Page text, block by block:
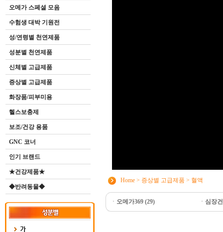
오메가 스페셜 모음
수험생 대박 기원전
성/연령별 천연제품
성분별 천연제품
신체별 고급제품
증상별 고급제품
화장품/피부미용
헬스보충제
보조/건강 용품
GNC 코너
인기 브랜드
★건강제품★
◆반려동물◆
Home > 증상별 고급제품 > 혈액
ㆍ 오메가369 (29) ㆍ 심장